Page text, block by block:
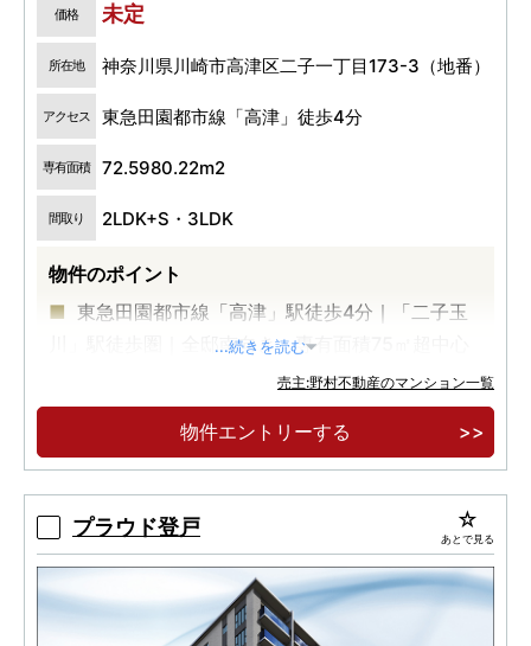
価格 未定
所在地 神奈川県川崎市高津区二子一丁目173-3（地番）
アクセス 東急田園都市線「高津」徒歩4分
専有面積 72.5980.22m2
間取り 2LDK+S・3LDK
物件のポイント
東急田園都市線「高津」駅徒歩4分｜「二子玉
川」駅徒歩圏｜全邸南向き・専有面積75㎡超中心
角住戸率68%×地上15階建ての開放感溢れるレ
ジデンス｜半蔵門線直通で叶う都心へのダイレク
...続きを読む
売主:野村不動産のマンション一覧
物件エントリーする
プラウド登戸 あとで見る